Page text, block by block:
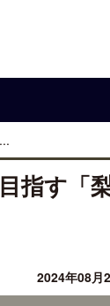
指す「
2024年08月